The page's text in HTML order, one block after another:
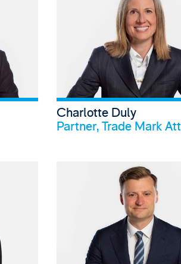
Charlotte Duly
Partner, Trade Mark
Holman's profile View Anna